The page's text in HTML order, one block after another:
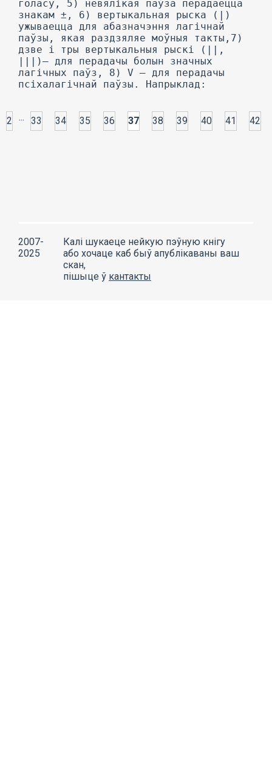
2 ... 33 34 35 36 37 38 39 40 41 42
2007-
2025
Калі шукаеце нейкую пэўную кнігу
або хочаце каб быў апублікаваны ваш
скан,
пішыце ў кантакты